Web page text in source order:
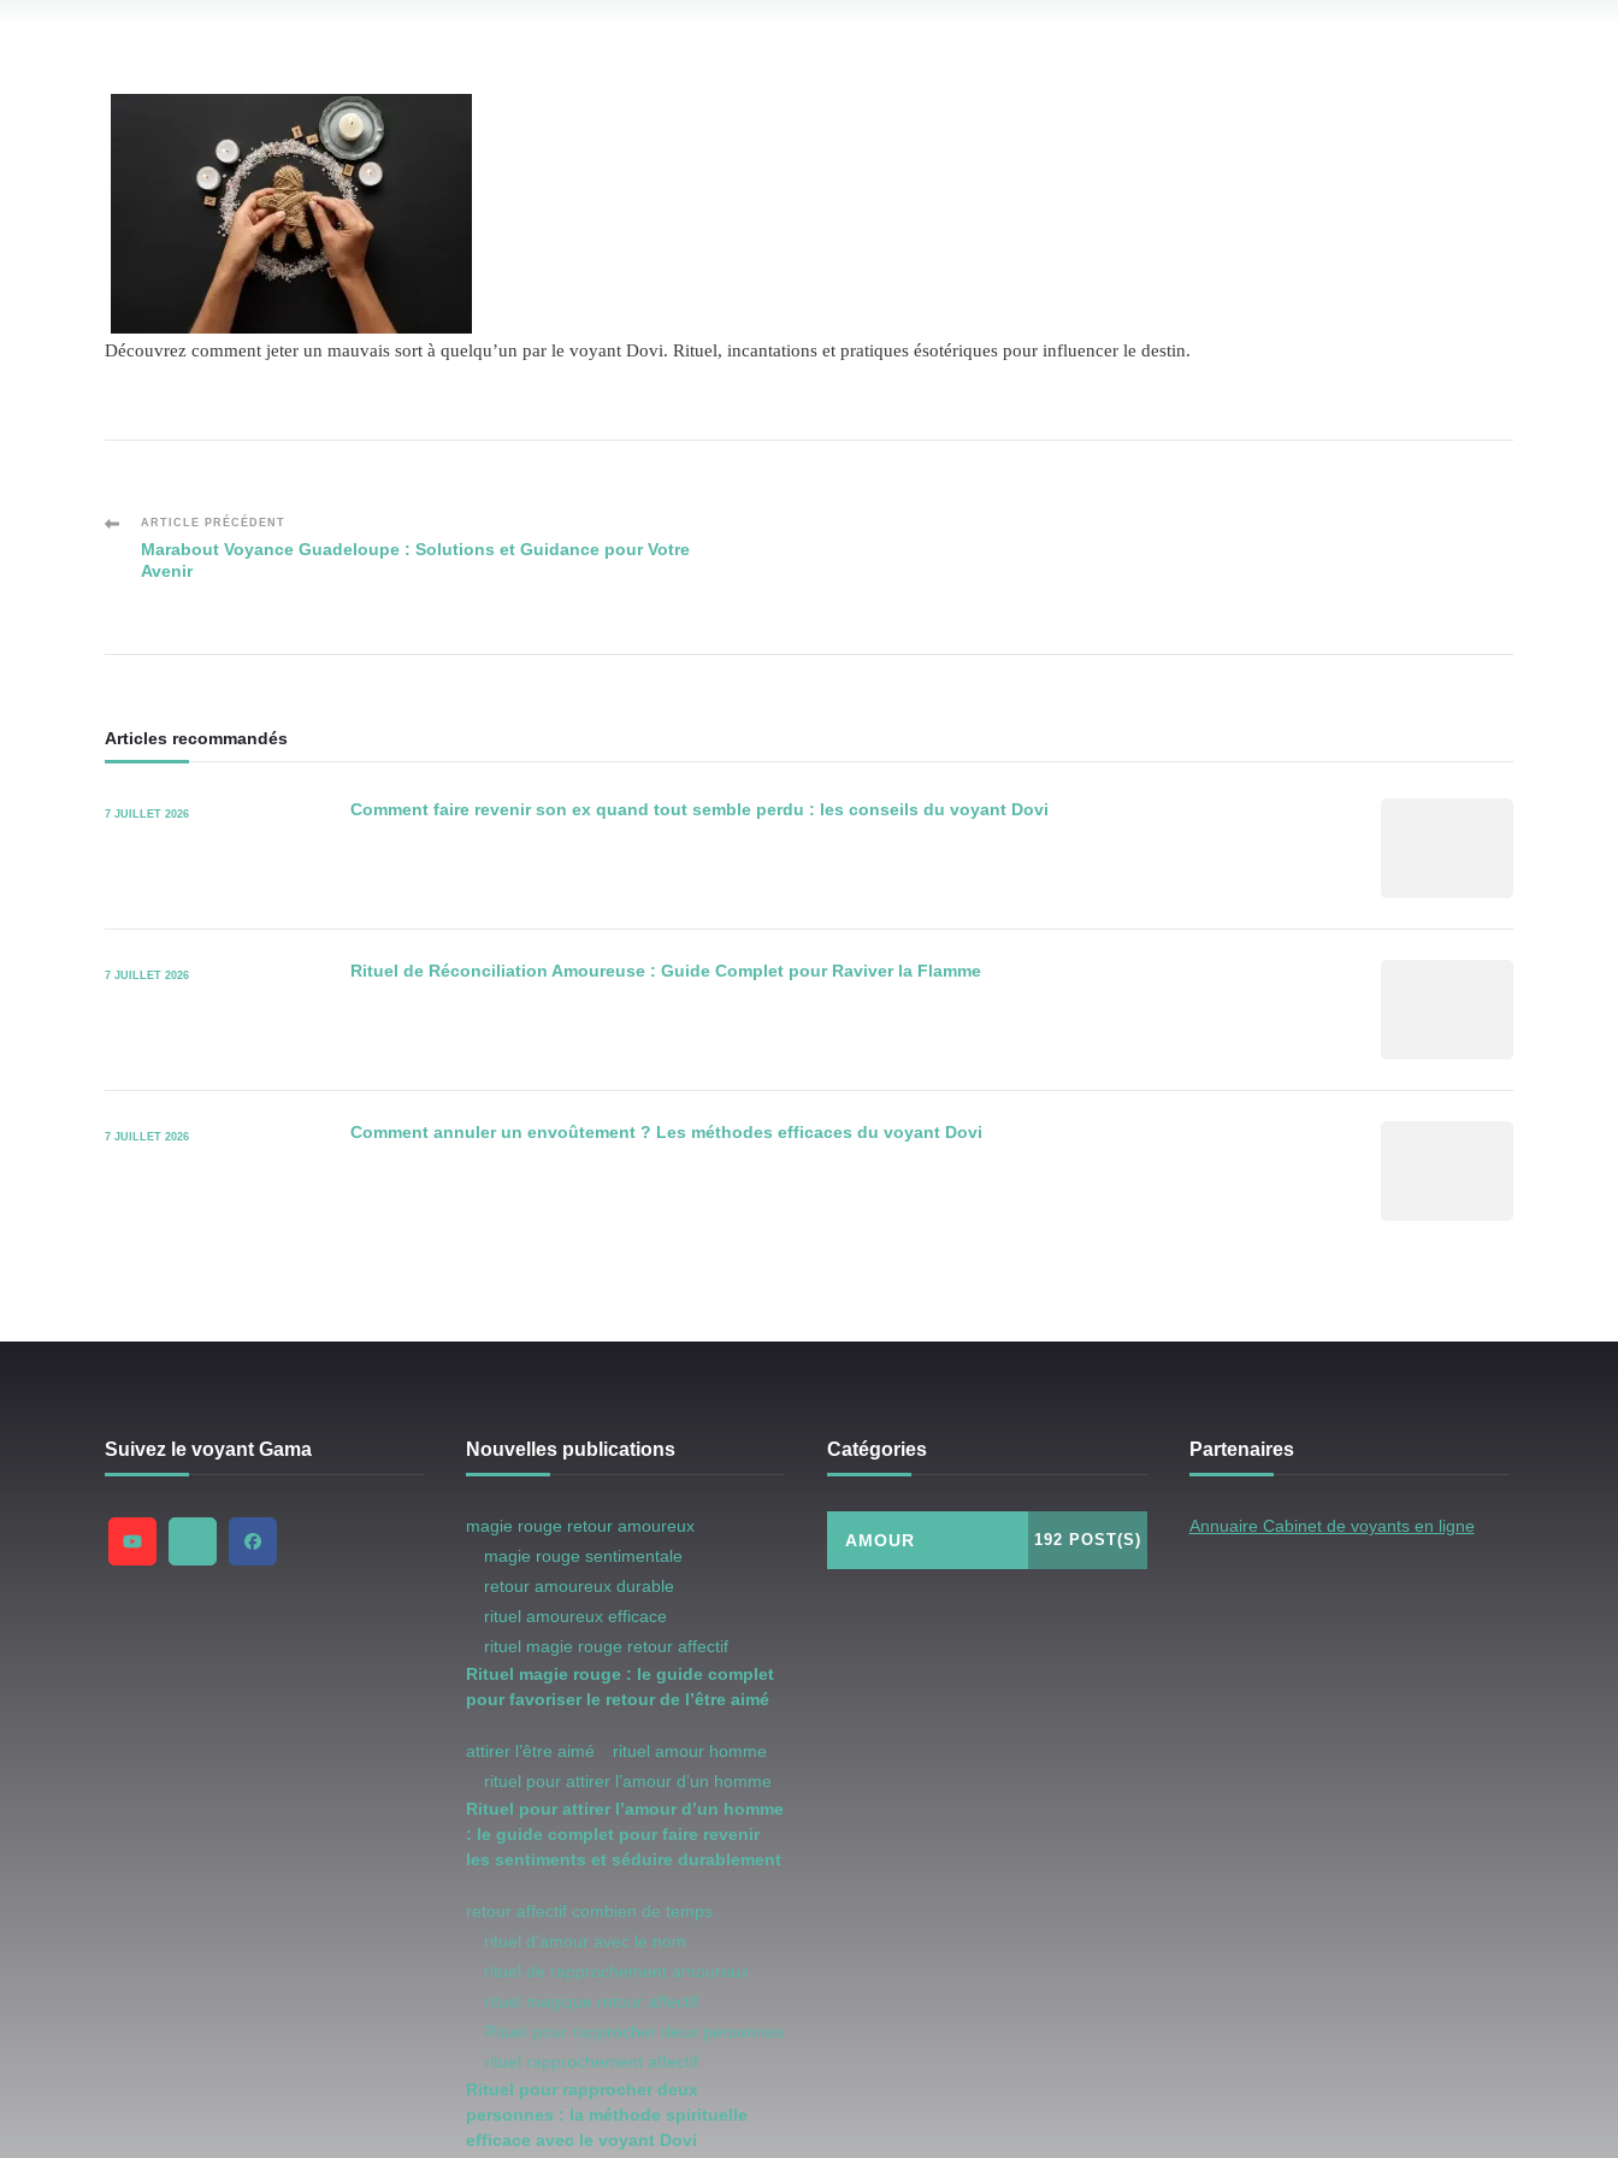
Découvrez comment jeter un mauvais sort à quelqu’un par le voyant Dovi. Rituel, incantations et pratiques ésotériques pour influencer le destin.
Navigation
des
ARTICLE PRÉCÉDENT
Marabout Voyance Guadeloupe : Solutions et Guidance pour Votre
Avenir
Articles recommandés
7 JUILLET 2026 Comment faire revenir son ex quand tout semble perdu : les conseils du voyant Dovi
7 JUILLET 2026 Rituel de Réconciliation Amoureuse : Guide Complet pour Raviver la Flamme
7 JUILLET 2026 Comment annuler un envoûtement ? Les méthodes efficaces du voyant Dovi
Suivez le voyant Gama Nouvelles publications
magie rouge retour amoureux
magie rouge sentimentale
retour amoureux durable
rituel amoureux efficace
rituel magie rouge retour affectif
Rituel magie rouge : le guide complet
pour favoriser le retour de l’être aimé
attirer l’être aimé
rituel amour homme
rituel pour attirer l’amour d’un homme
Rituel pour attirer l’amour d’un homme
: le guide complet pour faire revenir
les sentiments et séduire durablement
retour affectif combien de temps
rituel d'amour avec le nom
rituel de rapprochement amoureux
rituel magique retour affectif
Rituel pour rapprocher deux personnes
rituel rapprochement affectif
Rituel pour rapprocher deux
personnes : la méthode spirituelle
efficace avec le voyant Dovi
Catégories
AMOUR 192 POST(S)
Partenaires
Annuaire Cabinet de voyants en ligne